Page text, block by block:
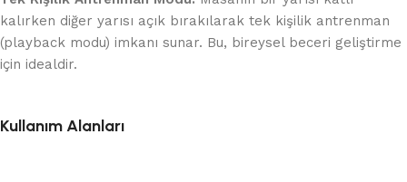
kalırken diğer yarısı açık bırakılarak tek kişilik antrenman
(playback modu) imkanı sunar. Bu, bireysel beceri geliştirme
için idealdir.
Kullanım Alanları